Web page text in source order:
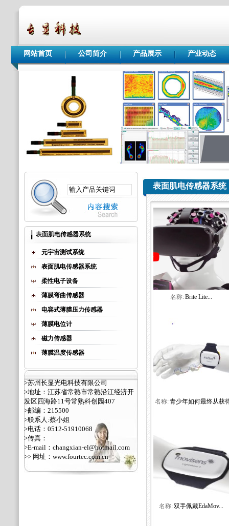
网站首页 公司简介 产品展示 产业动态
表面肌电传感器系统
元宇宙测试系统
表面肌电传感器系统
柔性电子设备
薄膜弯曲传感器
电容式薄膜压力传感器
薄膜电位计
磁力传感器
薄膜温度传感器
>苏州长显光电科技有限公司
>地址：江苏省常熟市常熟沿江经济开
发区四海路11号常熟科创园407
>邮编：215500
>联系人:蔡小姐
>电话：0512-51910068
>传真：
>E-mail：changxian-el@hotmail.com
>> 网址： www.fourtec.com.cn
表面肌电传感器系统
名称:Brite Lite...
名称:青少年如何最终从获
名称:双手佩戴EdaMov...